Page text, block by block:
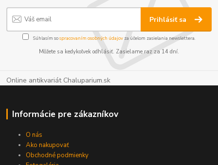
Prihlásiť sa
Súhlasím sospracovaním osobných údajov za účelom zasielania newslettera.
Môžete sa kedykoľvek odhlásiť. Zasielame raz za 14 dní.
Online antikvariát Chaluparium.sk
Informácie pre zákazníkov
O nás
Ako nakupovať
Obchodné podmienky